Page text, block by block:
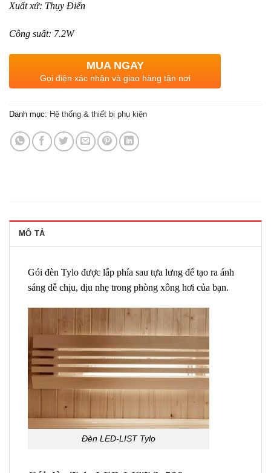
Xuất xứ: Thụy Điển
Công suất: 7.2W
MUA NGAY
Gọi điện xác nhận và giao hàng tận nơi
Danh mục: Hệ thống & thiết bị phụ kiện
MÔ TẢ
Gói đèn Tylo được lắp phía sau tựa lưng để tạo ra ánh
sáng dễ chịu, dịu nhẹ trong phòng xông hơi của bạn.
Đèn LED-LIST Tylo